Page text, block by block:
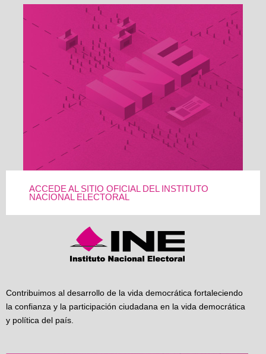
ACCEDE AL SITIO OFICIAL DEL INSTITUTO
NACIONAL ELECTORAL
Contribuimos al desarrollo de la vida democrática fortaleciendo
la confianza y la participación ciudadana en la vida democrática
y política del país.